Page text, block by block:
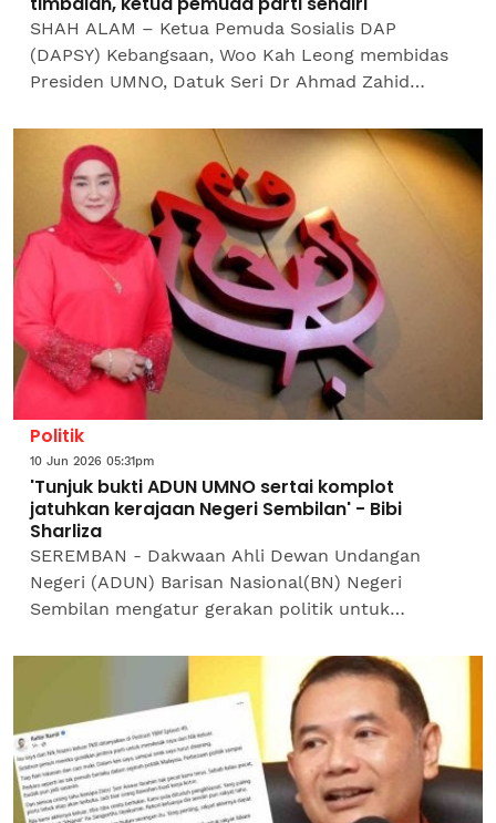
SHAH ALAM – Ketua Pemuda Sosialis DAP
(DAPSY) Kebangsaan, Woo Kah Leong membidas
Presiden UMNO, Datuk Seri Dr Ahmad Zahid
mendakwa Ahmad Zahid tidak...
Politik
10 Jun 2026 05:31pm
'Tunjuk bukti ADUN UMNO sertai komplot
jatuhkan kerajaan Negeri Sembilan' - Bibi
Sharliza
SEREMBAN - Dakwaan Ahli Dewan Undangan
Negeri (ADUN) Barisan Nasional(BN) Negeri
Sembilan mengatur gerakan politik untuk
benar.Ketua Wanita UMNO Negeri...